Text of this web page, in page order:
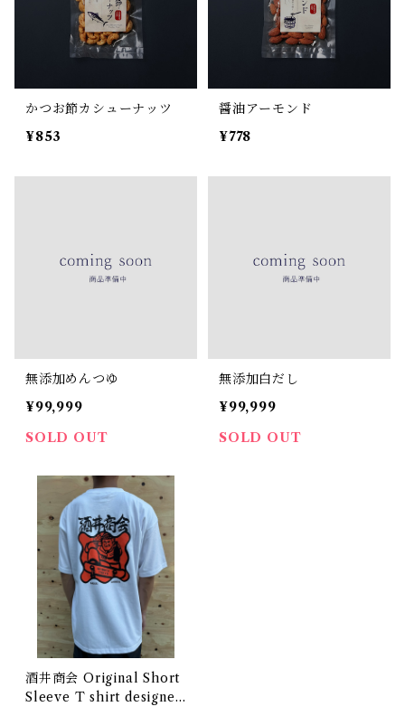
かつお節カシューナッツ
¥853
醤油アーモンド
¥778
無添加めんつゆ
¥99,999
SOLD OUT
無添加白だし
¥99,999
SOLD OUT
酒井商会 Original Short
Sleeve T shirt designed